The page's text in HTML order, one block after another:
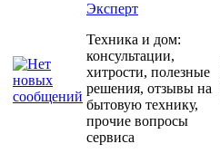
Эксперт
Техника и дом:
консультации,
хитрости, полезные
решения, отзывы на
бытовую технику,
прочие вопросы
сервиса